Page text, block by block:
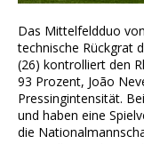
Das Mittelfeldduo
technische Rückgrat
(26) kontrolliert den
93 Prozent, João
Pressingintensität.
und haben eine
die